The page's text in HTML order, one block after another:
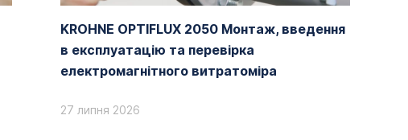
KROHNE OPTIFLUX 2050 Монтаж, введення
в експлуатацію та перевірка
електромагнітного витратоміра
27 липня 2026